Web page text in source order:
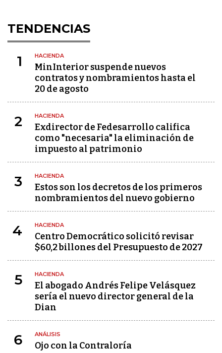
TENDENCIAS
1 HACIENDA
MinInterior suspende nuevos
contratos y nombramientos hasta el
20 de agosto
2 HACIENDA
Exdirector de Fedesarrollo califica
como "necesaria" la eliminación de
impuesto al patrimonio
3 HACIENDA
Estos son los decretos de los primeros
nombramientos del nuevo gobierno
4 HACIENDA
Centro Democrático solicitó revisar
$60,2 billones del Presupuesto de 2027
5 HACIENDA
El abogado Andrés Felipe Velásquez
sería el nuevo director general de la
Dian
6 ANÁLISIS
Ojo con la Contraloría